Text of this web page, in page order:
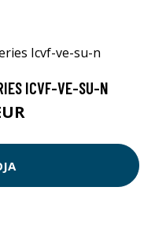
ICVF-VE-SU-N